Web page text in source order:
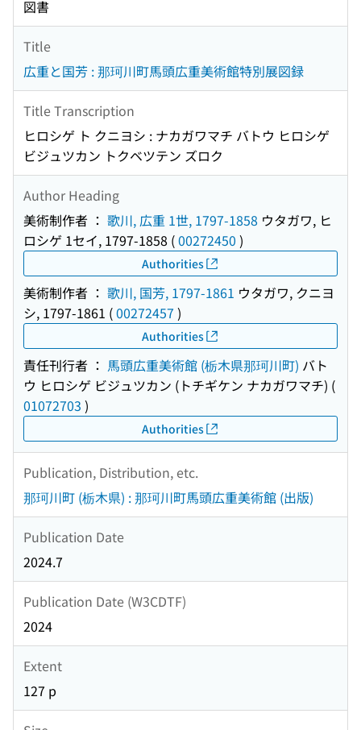
図書
Title
広重と国芳 : 那珂川町馬頭広重美術館特別展図録
Title Transcription
ヒロシゲ ト クニヨシ : ナカガワマチ バトウ ヒロシゲ
ビジュツカン トクベツテン ズロク
Author Heading
美術制作者 ： 歌川, 広重 1世, 1797-1858 ウタガワ, ヒ
ロシゲ 1セイ, 1797-1858 (00272450 )
Authorities
美術制作者 ： 歌川, 国芳, 1797-1861 ウタガワ, クニヨ
シ, 1797-1861 (00272457 )
Authorities
責任刊行者 ： 馬頭広重美術館 (栃木県那珂川町) バト
ウ ヒロシゲ ビジュツカン (トチギケン ナカガワマチ) (
01072703 )
Authorities
Publication, Distribution, etc.
那珂川町 (栃木県) : 那珂川町馬頭広重美術館 (出版)
Publication Date
2024.7
Publication Date (W3CDTF)
2024
Extent
127 p